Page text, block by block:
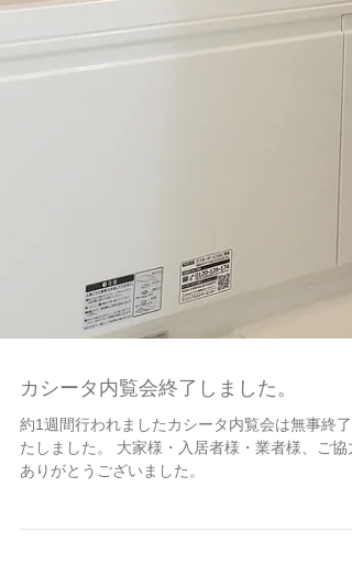
カシータ内覧会終了しました。
約1週間行われましたカシータ内覧会は無事終了